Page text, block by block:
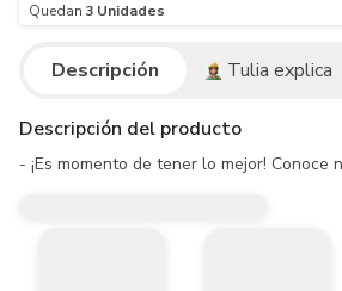
Quedan 3 Unidades
Descripción Tulia explica
Descripción del producto
- ¡Es momento de tener lo mejor!